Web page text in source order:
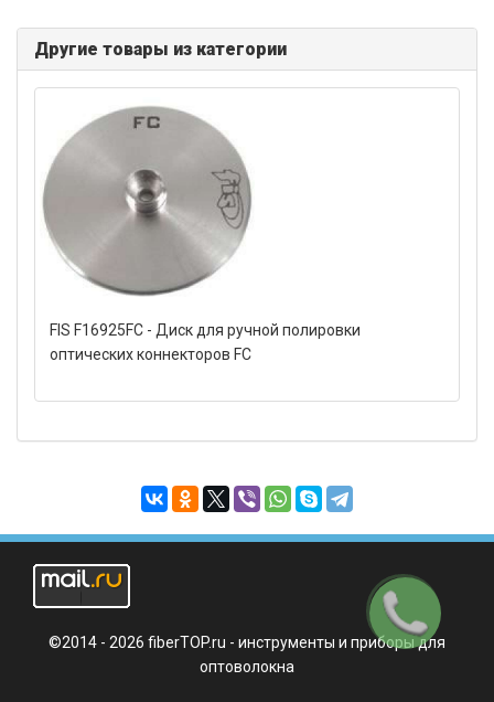
Другие товары из категории
FIS F16925FC - Диск для ручной полировки
оптических коннекторов FC
©2014 - 2026 fiberTOP.ru - инструменты и приборы для
оптоволокна
Заказать
звонок